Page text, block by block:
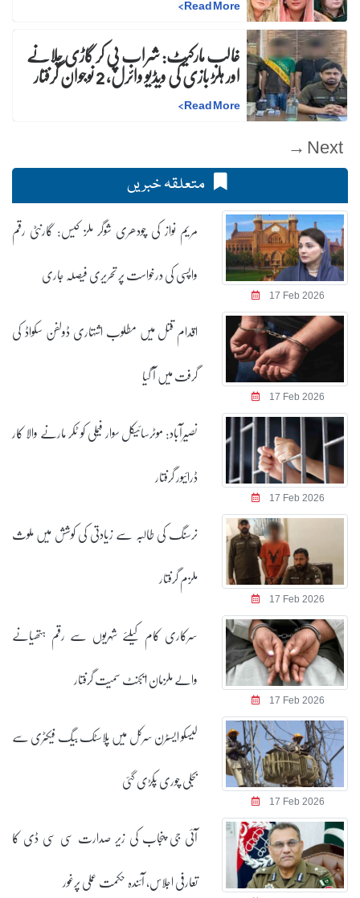
غالب مارکیٹ: شراب پی کر گاڑی چلانے
اور ہلڑ بازی کی ویڈیو وائرل، 2 نوجوان گرفتار
Read More
>
Next →
متعلقہ خبریں
17 Feb 2026
مریم نواز کی چودھری شوگر ملز کیس: گارنٹی رقم
واپسی کی درخواست پر تحریری فیصلہ جاری
17 Feb 2026
اقدام قتل میں مطلوب اشتہاری ڈولفن سکواڈ کی
گرفت میں آ گیا
17 Feb 2026
نصیرآباد: موٹرسائیکل سوار فیملی کو ٹکر مارنے والا کار
ڈرائیور گرفتار
17 Feb 2026
نرسنگ کی طالبہ سے زیادتی کی کوشش میں ملوث
ملزم گرفتار
17 Feb 2026
سرکاری کام کیلئے شہریوں سے رقم ہتھیانے
والے ملزمان ایجنٹ سمیت گرفتار
17 Feb 2026
لیسکو ایسٹرن سرکل میں پلاسٹک بیگ فیکٹری سے
بجلی چوری پکڑی گئی
آئی جی پنجاب کی زیر صدارت سی سی ڈی کا
تعارفی اجلاس، آئندہ حکمت عملی پرغور